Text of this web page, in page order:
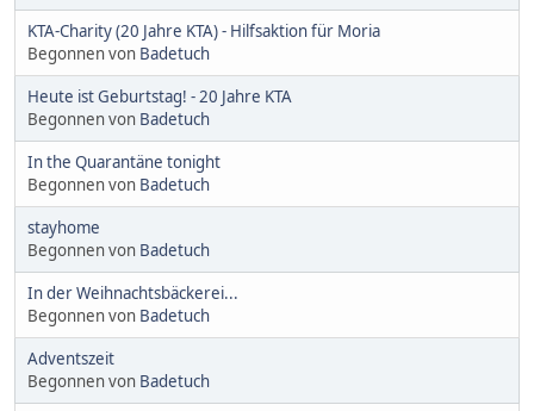
KTA-Charity (20 Jahre KTA) - Hilfsaktion für Moria
Begonnen von Badetuch
Heute ist Geburtstag! - 20 Jahre KTA
Begonnen von Badetuch
In the Quarantäne tonight
Begonnen von Badetuch
stayhome
Begonnen von Badetuch
In der Weihnachtsbäckerei...
Begonnen von Badetuch
Adventszeit
Begonnen von Badetuch